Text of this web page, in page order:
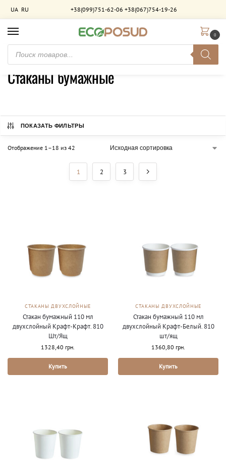
UA RU +38(099)751-62-06 +38(067)754-19-26
0
Главная / Стаканы бумажные
Стаканы бумажные
ПОКАЗАТЬ ФИЛЬТРЫ
Отображение 1–18 из 42
1 2 3
СТАКАНЫ ДВУХСЛОЙНЫЕ
Стакан бумажный 110 мл
двухслойный Крафт-Крафт. 810
Шт/Ящ
1328,40 грн.
Купить
СТАКАНЫ ДВУХСЛОЙНЫЕ
Стакан бумажный 110 мл
двухслойный Крафт-Белый. 810
шт/ящ
1360,80 грн.
Купить